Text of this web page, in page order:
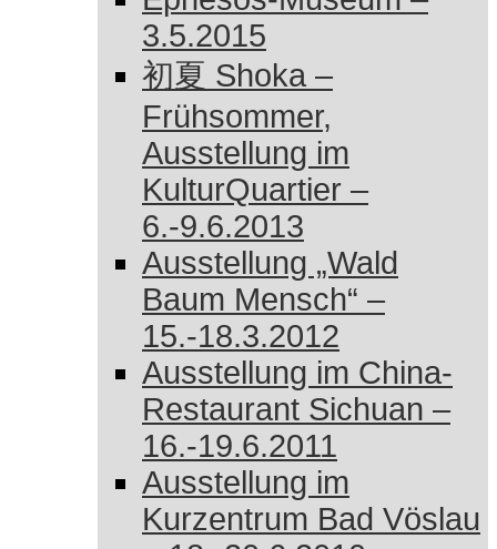
3.5.2015
初夏 Shoka –
Frühsommer,
Ausstellung im
KulturQuartier –
6.-9.6.2013
Ausstellung „Wald
Baum Mensch“ –
15.-18.3.2012
Ausstellung im China-
Restaurant Sichuan –
16.-19.6.2011
Ausstellung im
Kurzentrum Bad Vöslau